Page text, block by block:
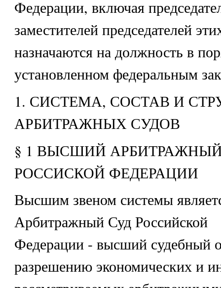
Федерации, включая
заместителей председателей
назначаются на должность в
установленном федеральным
1. СИСТЕМА, СОСТАВ И
АРБИТРАЖНЫХ СУДОВ
§ 1 ВЫСШИЙ
РОССИСКОЙ ФЕДЕРАЦИИ
Высшим звеном системы
Арбитражный Суд Российской
Федерации - высший судебный
разрешению экономических и